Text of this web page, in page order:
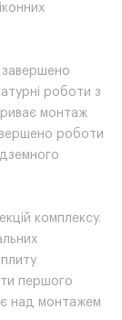
завершено
роботи з
монтаж
роботи
комплексу.
першого
над монтажем